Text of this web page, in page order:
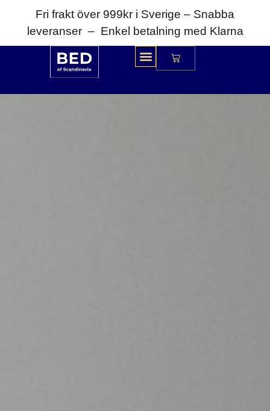
Fri frakt över 999kr i Sverige – Snabba
leveranser – Enkel betalning med Klarna